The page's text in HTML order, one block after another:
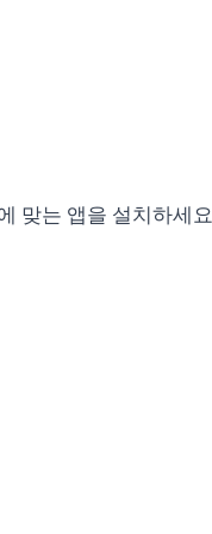
맞는 앱을 설치하세요